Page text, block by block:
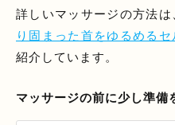
詳しいマッサージの方法は
り固まった首をゆるめるセ
紹介しています。
マッサージの前に少し準備